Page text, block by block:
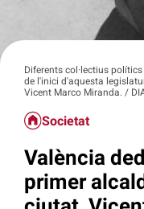
Diferents col·lectius
de l'inici d'aquesta
Vicent Marco Miranda. /
Societat
València
primer